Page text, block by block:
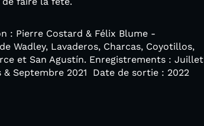
: Pierre Costard & Félix Blume -
Wadley, Lavaderos, Charcas, Coyotillos,
et San Agustín. Enregistrements : Juillet
& Septembre 2021 Date de sortie : 2022